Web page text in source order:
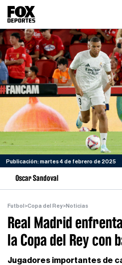
Publicación: martes 4 de febrero de 2025
Oscar Sandoval
Futbol >Copa del Rey>Noticias
Real Madrid
la Copa del Rey con
Jugadores importantes de